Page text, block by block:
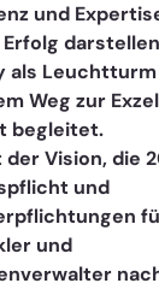
und
als
Weg zur
begleitet.
Vision, die
und
und